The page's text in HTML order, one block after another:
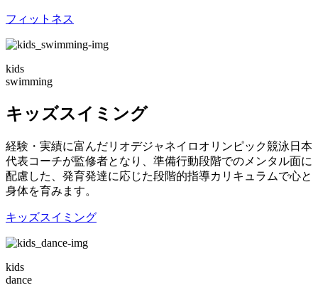
フィットネス
kids
swimming
キッズスイミング
経験・実績に富んだリオデジャネイロオリンピック競泳日本
代表コーチが監修者となり、準備行動段階でのメンタル面に
配慮した、発育発達に応じた段階的指導カリキュラムで心と
身体を育みます。
キッズスイミング
kids
dance